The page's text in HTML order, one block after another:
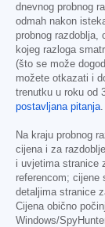
dnevnog probnog
odmah nakon
probnog razdoblja,
kojeg razloga
(što se može
možete otkazati i
trenutku u roku od
postavljana pitanja
Na kraju probnog
cijena i za
i uvjetima stranice
referencom; cijene
detaljima stranice
Cijena obično
Windows/